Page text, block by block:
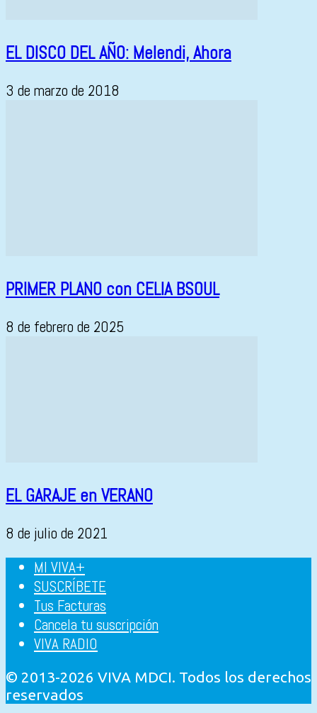
EL DISCO DEL AÑO: Melendi, Ahora
3 de marzo de 2018
PRIMER PLANO con CELIA BSOUL
8 de febrero de 2025
EL GARAJE en VERANO
8 de julio de 2021
MI VIVA+
SUSCRÍBETE
Tus Facturas
Cancela tu suscripción
VIVA RADIO
© 2013-2026 VIVA MDCI. Todos los derechos
reservados